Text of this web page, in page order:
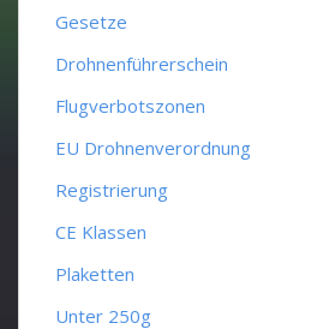
Gesetze
Drohnenführerschein
Flugverbotszonen
EU Drohnenverordnung
Registrierung
CE Klassen
Plaketten
Unter 250g